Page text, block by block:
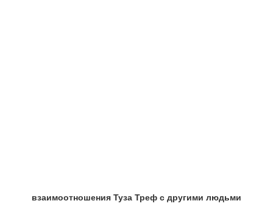
взаимоотношения Туза Треф с другими людьми